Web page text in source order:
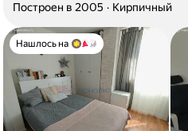
Построен в 2005 · Кирпичный
Нашлось на